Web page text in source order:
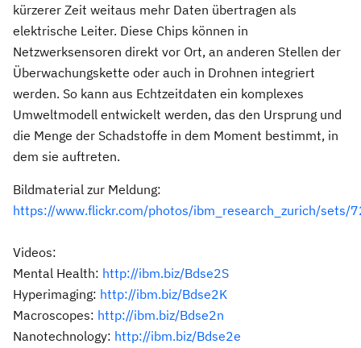
kürzerer Zeit weitaus mehr Daten übertragen als
elektrische Leiter. Diese Chips können in
Netzwerksensoren direkt vor Ort, an anderen Stellen der
Überwachungskette oder auch in Drohnen integriert
werden. So kann aus Echtzeitdaten ein komplexes
Umweltmodell entwickelt werden, das den Ursprung und
die Menge der Schadstoffe in dem Moment bestimmt, in
dem sie auftreten.
Bildmaterial zur Meldung:
https://www.flickr.com/photos/ibm_research_zurich/
Videos:
Mental Health: http://ibm.biz/Bdse2S
Hyperimaging: http://ibm.biz/Bdse2K
Macroscopes: http://ibm.biz/Bdse2n
Nanotechnology: http://ibm.biz/Bdse2e